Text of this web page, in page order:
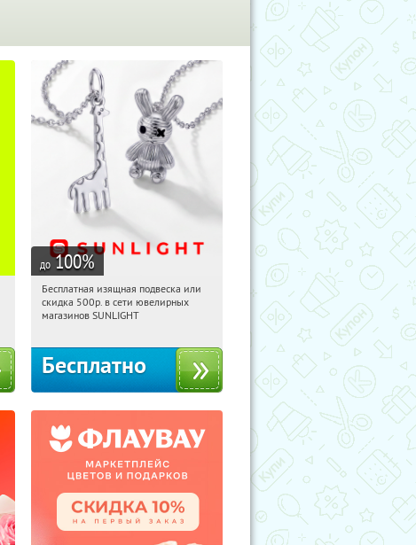
до 100%
20:16:53 Получили:
Россия
Бесплатная изящная подвеска или
скидка 500р. в сети ювелирных
магазинов SUNLIGHT
Бесплатно